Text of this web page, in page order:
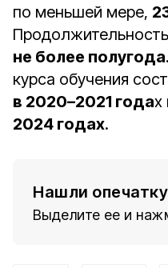
по меньшей мере,
не более полугода
курса обучения
в 2020–2021 годах
2024 годах.
Нашли
Выделите ее и